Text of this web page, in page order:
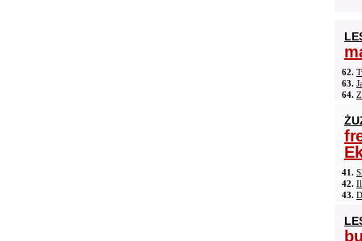
62.
63.
64.
41.
42.
43.